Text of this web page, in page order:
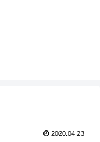
2020.04.23